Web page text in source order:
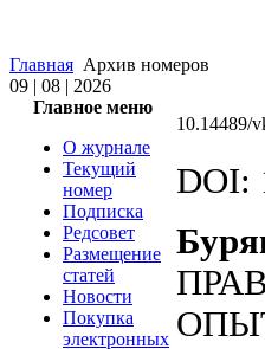
Главная Архив номеров
09 | 08 | 2026
Главное меню
О журнале
Текущий
номер
Подписка
Редсовет
Размещение
статей
Новости
Покупка
электронных
10.14489/
DOI: